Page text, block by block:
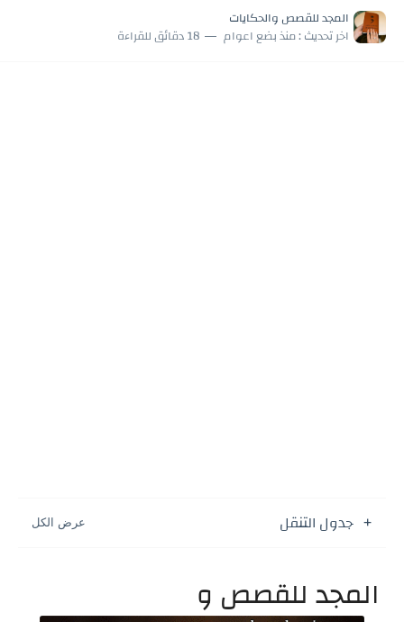
المجد للقصص والحكايات
اخر تحديث :منذ بضع اعوام 18 دقائق للقراءة
جدول التنقل
المجد للقصص و